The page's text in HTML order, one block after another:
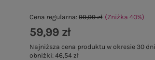
Cena regularna:99,99 zł (Zniżka40%)
59,99 zł
Najniższa cena produktu w okresie 30
obniżki:46,54 zł